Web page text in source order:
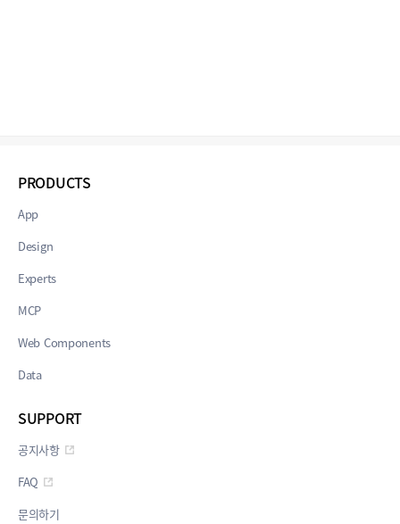
PRODUCTS
App
Design
Experts
MCP
Web Components
Data
SUPPORT
공지사항
FAQ
문의하기